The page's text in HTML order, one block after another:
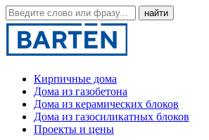
Кирпичные дома
Дома из газобетона
Дома из керамических блоков
Дома из газосиликатных блоков
Проекты и цены